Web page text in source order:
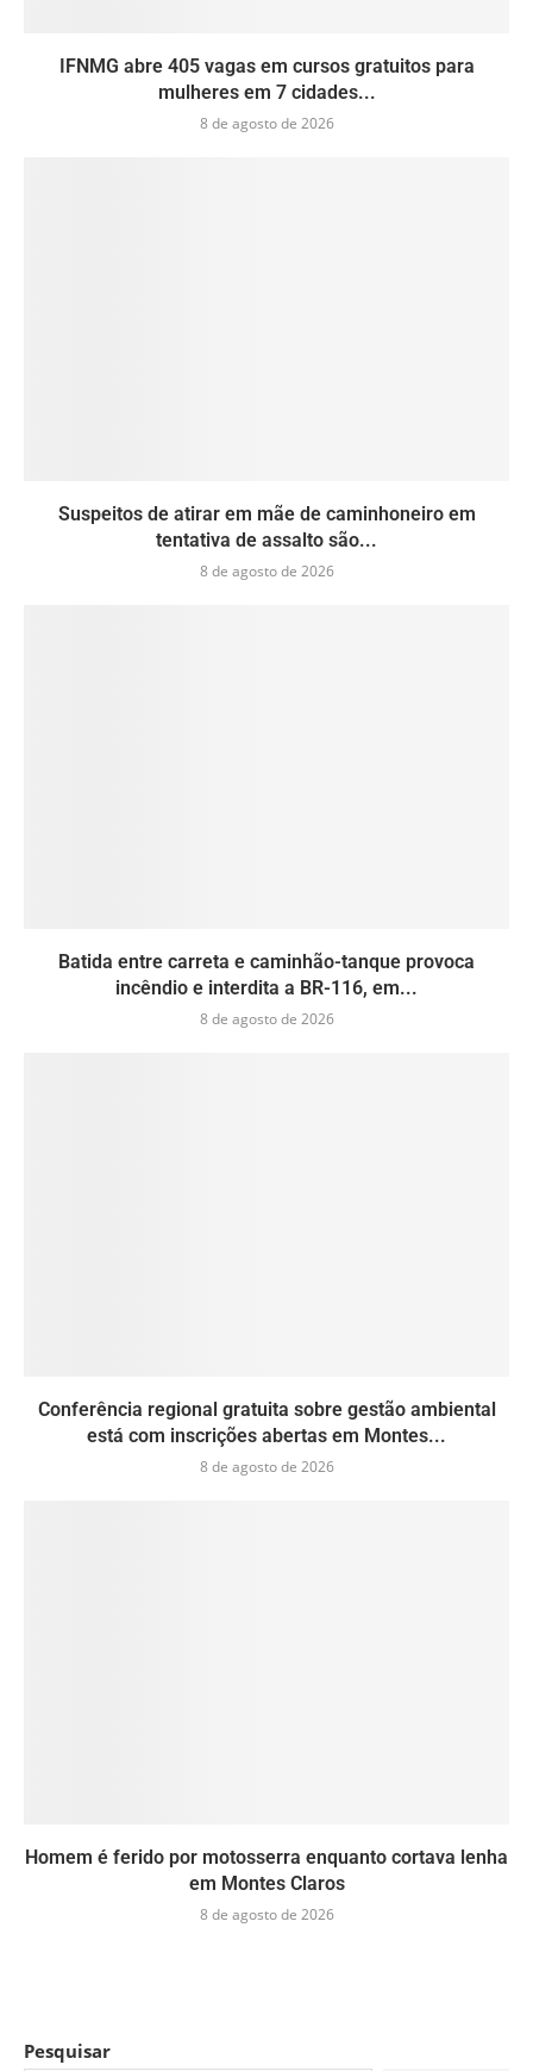
IFNMG abre 405 vagas em cursos gratuitos para
mulheres em 7 cidades...
8 de agosto de 2026
Suspeitos de atirar em mãe de caminhoneiro em
tentativa de assalto são...
8 de agosto de 2026
Batida entre carreta e caminhão-tanque provoca
incêndio e interdita a BR-116, em...
8 de agosto de 2026
Conferência regional gratuita sobre gestão ambiental
está com inscrições abertas em Montes...
8 de agosto de 2026
Homem é ferido por motosserra enquanto cortava lenha
em Montes Claros
8 de agosto de 2026
Pesquisar